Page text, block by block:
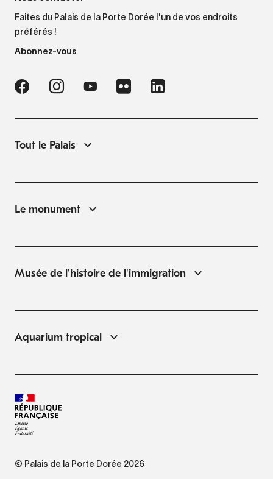
Faites du Palais de la Porte Dorée l'un de vos endroits
préférés !
Abonnez-vous
Tout le Palais
Le monument
Musée de l'histoire de l'immigration
Aquarium tropical
© Palais de la Porte Dorée 2026